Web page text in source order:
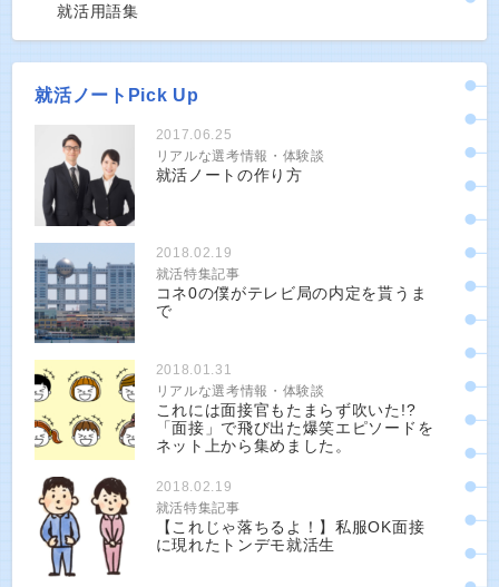
就活用語集
就活ノートPick Up
2017.06.25
リアルな選考情報・体験談
就活ノートの作り方
2018.02.19
就活特集記事
コネ0の僕がテレビ局の内定を貰うま
で
2018.01.31
リアルな選考情報・体験談
これには面接官もたまらず吹いた!?
「面接」で飛び出た爆笑エピソードを
ネット上から集めました。
2018.02.19
就活特集記事
【これじゃ落ちるよ！】私服OK面接
に現れたトンデモ就活生